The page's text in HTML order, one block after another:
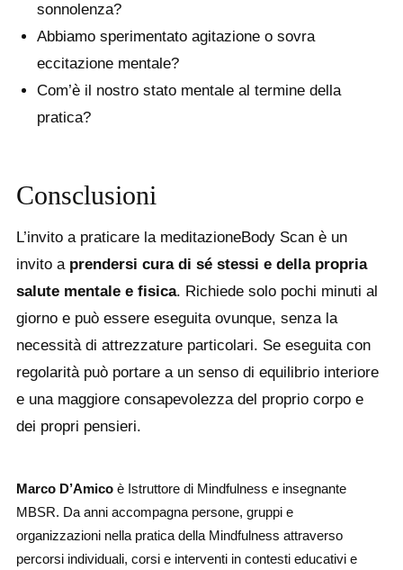
sonnolenza?
Abbiamo sperimentato agitazione o sovra
eccitazione mentale?
Com’è il nostro stato mentale al termine della
pratica?
Consclusioni
L’invito a praticare la meditazioneBody Scan è un
invito a prendersi cura di sé stessi e della propria
salute mentale e fisica. Richiede solo pochi minuti al
giorno e può essere eseguita ovunque, senza la
necessità di attrezzature particolari. Se eseguita con
regolarità può portare a un senso di equilibrio interiore
e una maggiore consapevolezza del proprio corpo e
dei propri pensieri.
Marco D’Amico è Istruttore di Mindfulness e insegnante
MBSR. Da anni accompagna persone, gruppi e
organizzazioni nella pratica della Mindfulness attraverso
percorsi individuali, corsi e interventi in contesti educativi e